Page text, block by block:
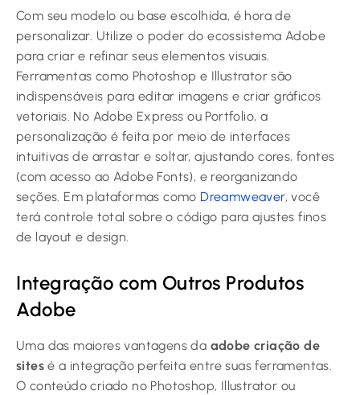
Com seu modelo ou base escolhida, é hora de
personalizar. Utilize o poder do ecossistema Adobe
para criar e refinar seus elementos visuais.
Ferramentas como Photoshop e Illustrator são
indispensáveis para editar imagens e criar gráficos
vetoriais. No Adobe Express ou Portfolio, a
personalização é feita por meio de interfaces
intuitivas de arrastar e soltar, ajustando cores, fontes
(com acesso ao Adobe Fonts), e reorganizando
seções. Em plataformas como Dreamweaver, você
terá controle total sobre o código para ajustes finos
de layout e design.
Integração com Outros Produtos
Adobe
Uma das maiores vantagens da adobe criação de
sites é a integração perfeita entre suas ferramentas.
O conteúdo criado no Photoshop, Illustrator ou